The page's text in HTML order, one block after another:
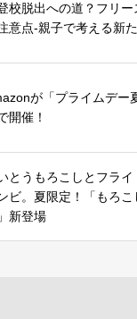
校脱出への道？フリー
意点-親子で考える新
が「プライムデー
開催！
とうもろこしとフラ
ビ。夏限定！「もろ
新登場